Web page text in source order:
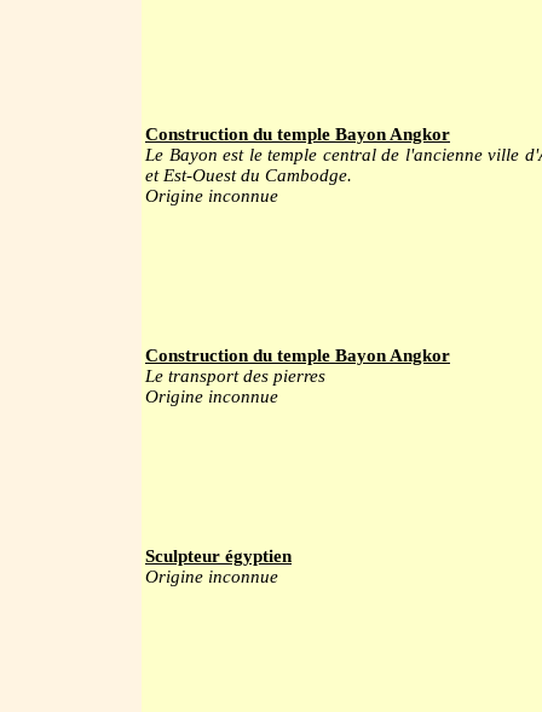
Construction du temple Bayon Angkor
Le Bayon est le temple central de l'ancienne ville
et Est-Ouest du Cambodge.
Origine inconnue
Construction du temple Bayon Angkor
Le transport des pierres
Origine inconnue
Sculpteur égyptien
Origine inconnue